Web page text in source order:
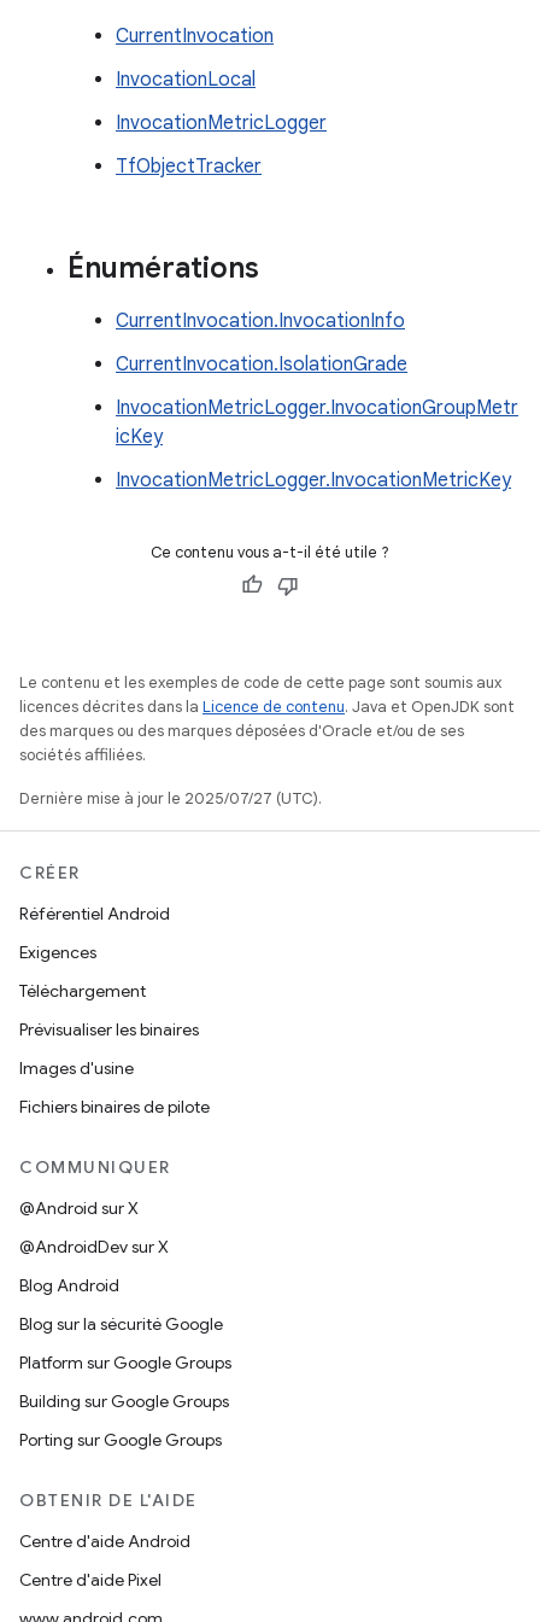
CurrentInvocation
InvocationLocal
InvocationMetricLogger
TfObjectTracker
Énumérations
CurrentInvocation.InvocationInfo
CurrentInvocation.IsolationGrade
InvocationMetricLogger.InvocationGroupMetr
icKey
InvocationMetricLogger.InvocationMetricKey
Ce contenu vous a-t-il été utile ?
Le contenu et les exemples de code de cette page sont soumis aux
licences décrites dans la Licence de contenu. Java et OpenJDK sont
des marques ou des marques déposées d'Oracle et/ou de ses
sociétés affiliées.
Dernière mise à jour le 2025/07/27 (UTC).
CRÉER
Référentiel Android
Exigences
Téléchargement
Prévisualiser les binaires
Images d'usine
Fichiers binaires de pilote
COMMUNIQUER
@Android sur X
@AndroidDev sur X
Blog Android
Blog sur la sécurité Google
Platform sur Google Groups
Building sur Google Groups
Porting sur Google Groups
OBTENIR DE L'AIDE
Centre d'aide Android
Centre d'aide Pixel